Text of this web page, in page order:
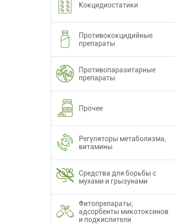
Кокцидиостатики
Противококцидийные
препараты
Противопаразитарные
препараты
Прочее
Регуляторы метаболизма,
витамины
Средства для борьбы с
мухами и грызунами
Фитопрепараты,
адсорбенты микотоксинов
и подкислители